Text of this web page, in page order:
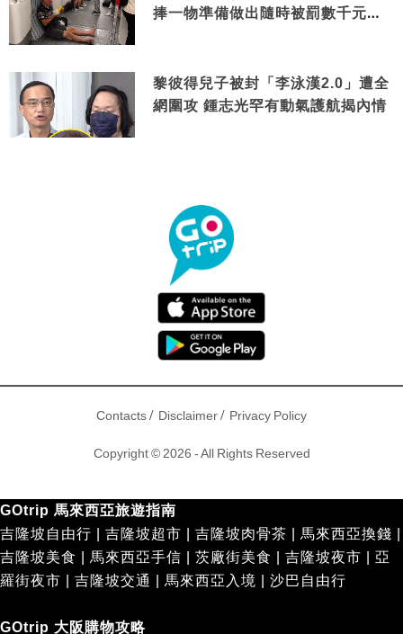
捧一物準備做出隨時被罰數千元舉
黎彼得兒子被封「李泳漢2.0」遭全
網圍攻 鍾志光罕有動氣護航揭內情
Contacts/ Disclaimer/ Privacy Policy
Copyright © 2026 - All Rights Reserved
GOtrip 馬來西亞旅遊指南
吉隆坡自由行
吉隆坡超市 吉隆坡肉骨茶 馬來西亞換錢
吉隆坡美食
馬來西亞手信 茨廠街美食 吉隆坡夜市
亞
羅街夜市
吉隆坡交通 馬來西亞入境 沙巴自由行
GOtrip 大阪購物攻略